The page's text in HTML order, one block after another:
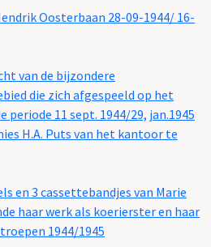
Oosterbaan 28-09-1944/ 16-
van de bijzondere
die zich afgespeeld op het
11 sept. 1944/29, jan.1945
H.A. Puts van het kantoor te
en 3 cassettebandjes van Marie
haar werk als koerierster en haar
1944/1945